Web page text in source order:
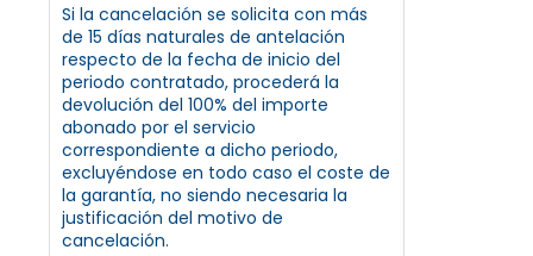
Si la cancelación se solicita con más
de 15 días naturales de antelación
respecto de la fecha de inicio del
periodo contratado, procederá la
devolución del 100% del importe
abonado por el servicio
correspondiente a dicho periodo,
excluyéndose en todo caso el coste de
la garantía, no siendo necesaria la
justificación del motivo de
cancelación.